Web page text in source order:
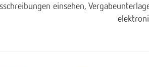
einsehen,